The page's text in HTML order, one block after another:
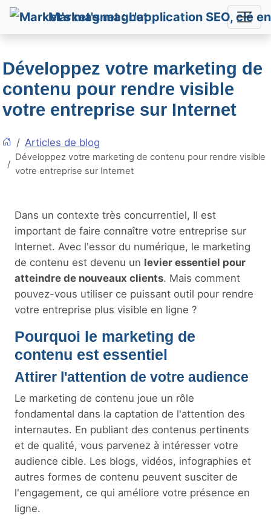
Market's magnet
Développez votre marketing de
contenu pour rendre visible
votre entreprise sur Internet
Articles de blog
Développez votre marketing de contenu pour rendre visible
votre entreprise sur Internet
Dans un contexte très concurrentiel, Il est
important de faire connaître votre entreprise sur
Internet. Avec l'essor du numérique, le marketing
de contenu est devenu un levier essentiel pour
atteindre de nouveaux clients. Mais comment
pouvez-vous utiliser ce puissant outil pour rendre
votre entreprise plus visible en ligne ?
Pourquoi le marketing de
contenu est essentiel
Attirer l'attention de votre audience
Le marketing de contenu joue un rôle
fondamental dans la captation de l'attention des
internautes. En publiant des contenus pertinents
et de qualité, vous parvenez à intéresser votre
audience cible. Les blogs, vidéos, infographies et
autres formes de contenu peuvent susciter de
l'engagement, ce qui améliore votre présence en
ligne.